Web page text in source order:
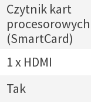
Czytnik kart
procesorowych
(SmartCard)
1 x HDMI
Tak